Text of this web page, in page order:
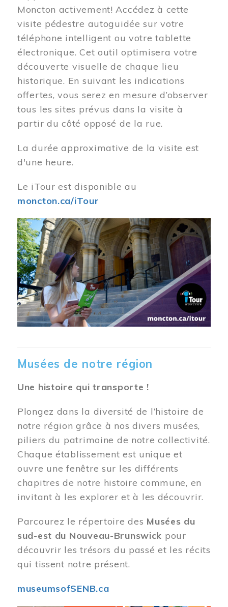
Moncton activement! Accédez à cette
visite pédestre autoguidée sur votre
téléphone intelligent ou votre tablette
électronique. Cet outil optimisera votre
découverte visuelle de chaque lieu
historique. En suivant les indications
offertes, vous serez en mesure d’observer
tous les sites prévus dans la visite à
partir du côté opposé de la rue.
La durée approximative de la visite est
d'une heure.
Le iTour est disponible au
moncton.ca/iTour
Musées de notre région
Une histoire qui transporte !
Plongez dans la diversité de l’histoire de
notre région grâce à nos divers musées,
piliers du patrimoine de notre collectivité.
Chaque établissement est unique et
ouvre une fenêtre sur les différents
chapitres de notre histoire commune, en
invitant à les explorer et à les découvrir.
Parcourez le répertoire des Musées du
sud-est du Nouveau-Brunswick pour
découvrir les trésors du passé et les récits
qui tissent notre présent.
museumsofSENB.ca